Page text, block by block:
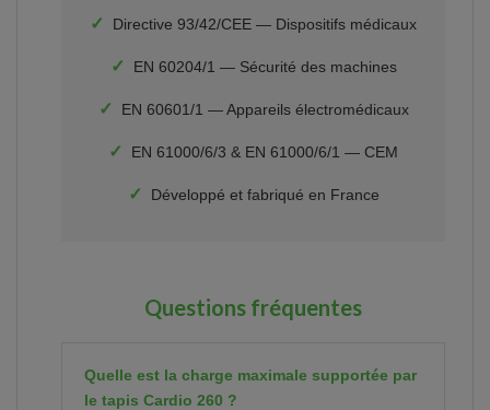
✓ Directive 93/42/CEE — Dispositifs médicaux
✓ EN 60204/1 — Sécurité des machines
✓ EN 60601/1 — Appareils électromédicaux
✓ EN 61000/6/3 & EN 61000/6/1 — CEM
✓ Développé et fabriqué en France
Questions fréquentes
Quelle est la charge maximale supportée par
le tapis Cardio 260 ?